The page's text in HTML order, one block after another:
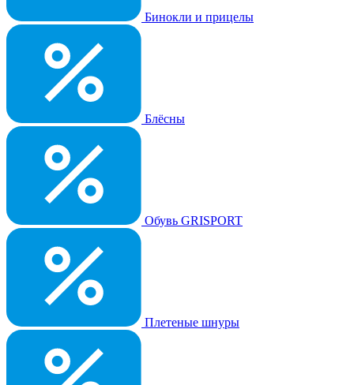
Бинокли и прицелы
Блёсны
Обувь GRISPORT
Плетеные шнуры